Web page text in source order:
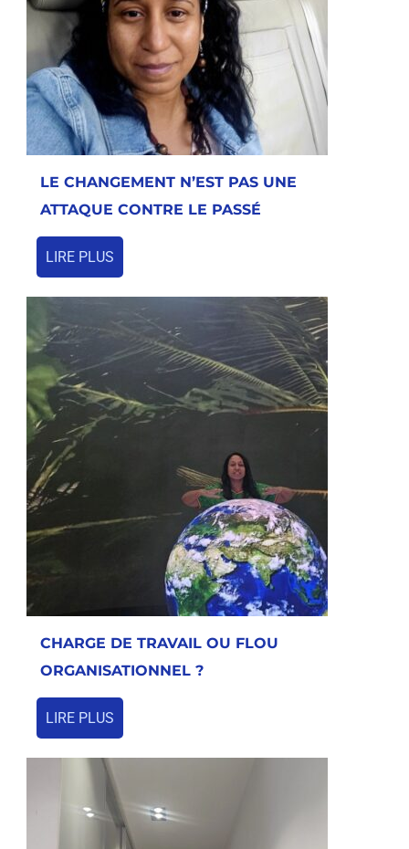
LE CHANGEMENT N’EST PAS UNE
ATTAQUE CONTRE LE PASSÉ
LIRE PLUS
CHARGE DE TRAVAIL OU FLOU
ORGANISATIONNEL ?
LIRE PLUS